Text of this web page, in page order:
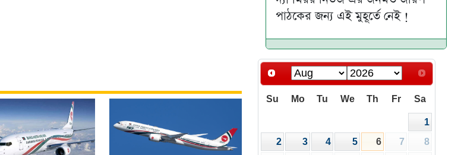
পাঠকের জন্য এই মুহূর্তে নেই !
Su Mo Tu We Th Fr Sa
1
2
3 4 5 6 7
8